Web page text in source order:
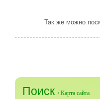
Так же можно
Поиск /Карта сайта